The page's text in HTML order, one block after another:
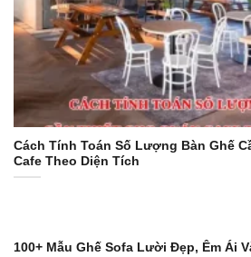
Cách Tính Toán Số Lượng Bàn Ghế
Cafe Theo Diện Tích
100+ Mẫu Ghế Sofa Lười Đẹp, Êm Ái